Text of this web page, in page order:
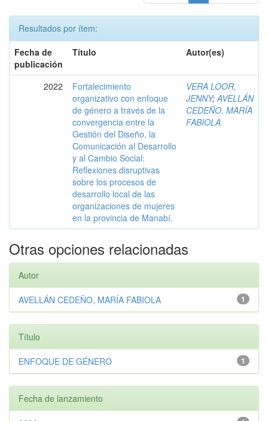
Resultados por ítem:
Fecha de
publicación
Título Autor(es)
2022
Fortalecimiento
organizativo con enfoque
de género a través de la
convergencia entre la
Gestión del Diseño, la
Comunicación al Desarrollo
y al Cambio Social:
Reflexiones disruptivas
sobre los procesos de
desarrollo local de las
organizaciones de mujeres
en la provincia de Manabí.
VERA LOOR,
JENNY;AVELLÁN
CEDEÑO, MARÍA
FABIOLA
Otras opciones relacionadas
Autor
1
AVELLÁN CEDEÑO, MARÍA FABIOLA
Título
1
ENFOQUE DE GÉNERO
Fecha de lanzamiento